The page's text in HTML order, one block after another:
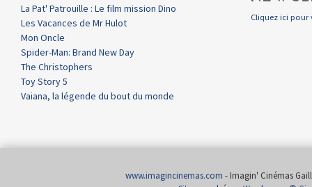
La Pat' Patrouille : Le film mission Dino
Les Vacances de Mr Hulot
Mon Oncle
Spider-Man: Brand New Day
The Christophers
Toy Story 5
Vaiana, la légende du bout du monde
Cliquez ici pour
www.imagincinemas.com - Imagin' Cinémas